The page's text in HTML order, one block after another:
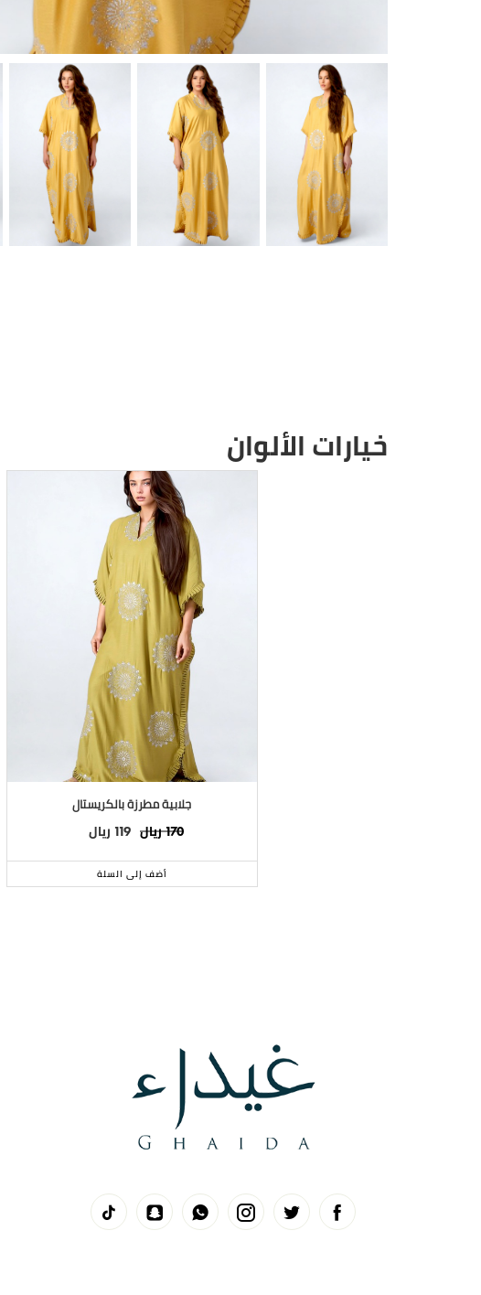
خيارات الألوان
جلابية مطرزة بالكريستال
ريال170 ريال 119
أضف إلى السلة